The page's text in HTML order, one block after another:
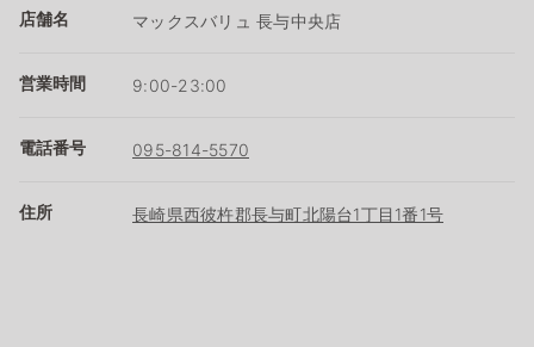
店舗名 マックスバリュ 長与中央店
営業時間 9:00-23:00
電話番号 095-814-5570
住所 長崎県西彼杵郡長与町北陽台1丁目1番1号